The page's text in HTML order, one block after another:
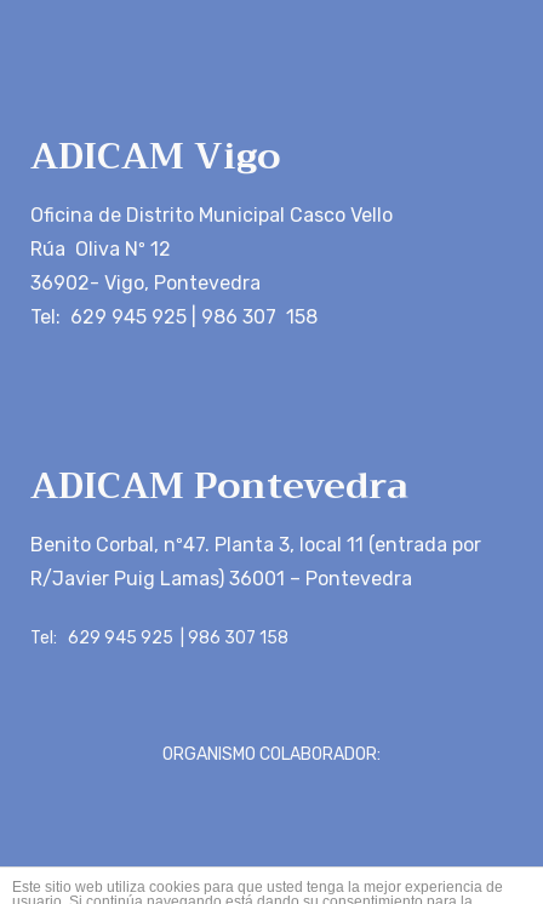
ADICAM Vigo
Oficina de Distrito Municipal Casco Vello
Rúa Oliva Nº 12
36902- Vigo, Pontevedra
Tel: 629 945 925 | 986 307 158
ADICAM Pontevedra
Benito Corbal, nº47. Planta 3, local 11 (entrada por
R/Javier Puig Lamas) 36001 – Pontevedra
Tel: 629 945 925 | 986 307 158
ORGANISMO COLABORADOR:
Este sitio web utiliza cookies para que usted tenga la mejor experiencia de